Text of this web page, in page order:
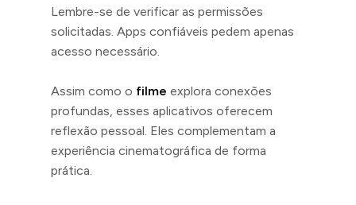
Lembre-se de verificar as permissões
solicitadas. Apps confiáveis pedem apenas
acesso necessário.
Assim como o filme explora conexões
profundas, esses aplicativos oferecem
reflexão pessoal. Eles complementam a
experiência cinematográfica de forma
prática.